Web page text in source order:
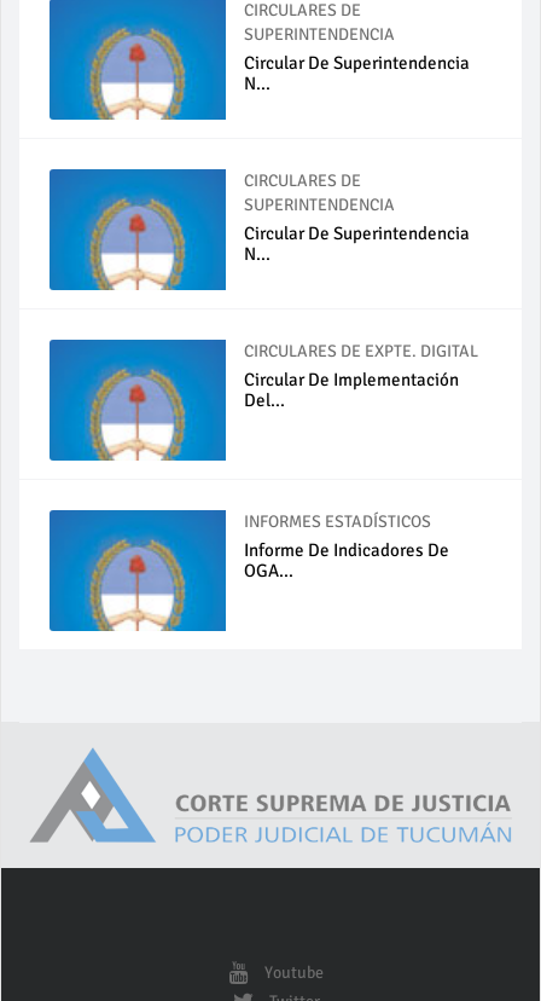
CIRCULARES DE
SUPERINTENDENCIA
Circular De Superintendencia
N...
CIRCULARES DE
SUPERINTENDENCIA
Circular De Superintendencia
N...
CIRCULARES DE EXPTE. DIGITAL
Circular De Implementación
Del...
INFORMES ESTADÍSTICOS
Informe De Indicadores De
OGA...
Youtube